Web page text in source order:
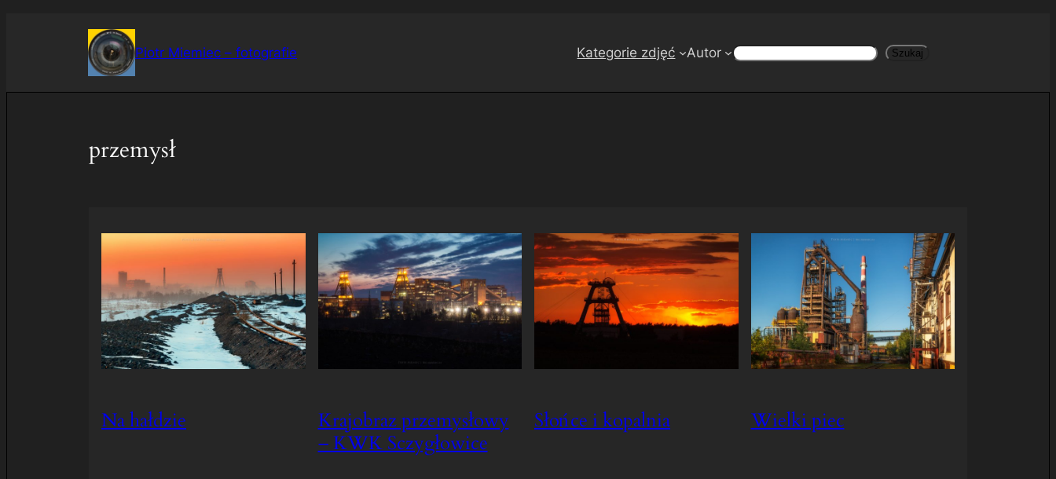
Piotr Miemiec – fotografie Kategorie zdjęć Autor Szukaj Szukaj
przemysł
Na hałdzie
Krajobraz przemysłowy
– KWK Sczygłowice
Słońce i kopalnia Wielki piec